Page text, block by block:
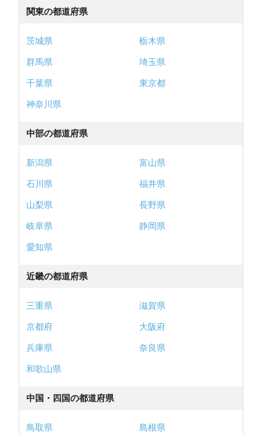
関東の都道府県
茨城県
栃木県
群馬県
埼玉県
千葉県
東京都
神奈川県
中部の都道府県
新潟県
富山県
石川県
福井県
山梨県
長野県
岐阜県
静岡県
愛知県
近畿の都道府県
三重県
滋賀県
京都府
大阪府
兵庫県
奈良県
和歌山県
中国・四国の都道府県
鳥取県
島根県